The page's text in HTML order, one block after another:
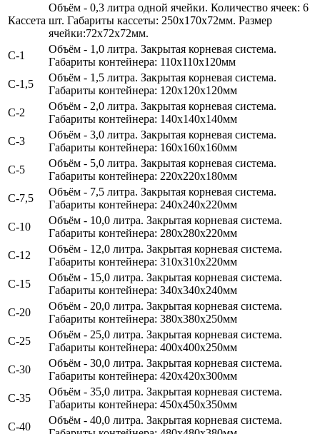
Кассета
Объём - 0,3 литра одной ячейки. Количество ячеек: 6
шт. Габариты кассеты: 250х170х72мм. Размер
ячейки:72х72х72мм.
С-1
Объём - 1,0 литра. Закрытая корневая система.
Габариты контейнера: 110х110х120мм
С-1,5
Объём - 1,5 литра. Закрытая корневая система.
Габариты контейнера: 120х120х120мм
С-2
Объём - 2,0 литра. Закрытая корневая система.
Габариты контейнера: 140х140х140мм
С-3
Объём - 3,0 литра. Закрытая корневая система.
Габариты контейнера: 160х160х160мм
С-5
Объём - 5,0 литра. Закрытая корневая система.
Габариты контейнера: 220х220х180мм
С-7,5
Объём - 7,5 литра. Закрытая корневая система.
Габариты контейнера: 240х240х220мм
С-10
Объём - 10,0 литра. Закрытая корневая система.
Габариты контейнера: 280х280х220мм
С-12
Объём - 12,0 литра. Закрытая корневая система.
Габариты контейнера: 310х310х220мм
С-15
Объём - 15,0 литра. Закрытая корневая система.
Габариты контейнера: 340х340х240мм
С-20
Объём - 20,0 литра. Закрытая корневая система.
Габариты контейнера: 380х380х250мм
С-25
Объём - 25,0 литра. Закрытая корневая система.
Габариты контейнера: 400х400х250мм
С-30
Объём - 30,0 литра. Закрытая корневая система.
Габариты контейнера: 420х420х300мм
С-35
Объём - 35,0 литра. Закрытая корневая система.
Габариты контейнера: 450х450х350мм
С-40
Объём - 40,0 литра. Закрытая корневая система.